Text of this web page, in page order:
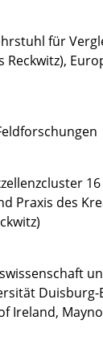
für
Praxis des
Ireland,